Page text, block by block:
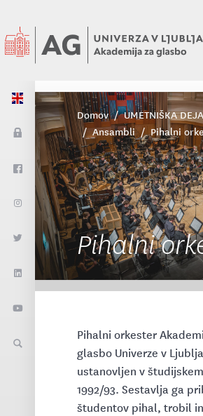
Domov
UMETNIŠKA
Ansambli
Pihalni
Pihalni
Pihalni orkester
glasbo Univerze v
ustanovljen v
1992/93. Sestavlja ga
študentov pihal, trobil